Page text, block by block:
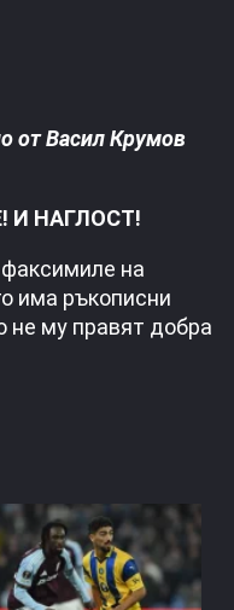
от Васил Крумов
И НАГЛОСТ!
на
има ръкописни
не му правят добра